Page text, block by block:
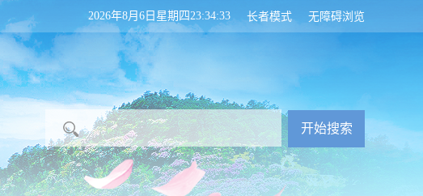
无障碍浏览
长者模式
2026年8月6日星期四23:34:34